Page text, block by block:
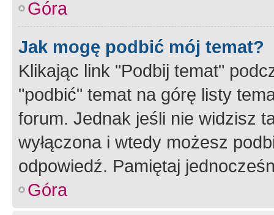
Góra
Jak mogę podbić mój temat?
Klikając link "Podbij temat"
"podbić" temat na górę listy
forum. Jednak jeśli nie widzisz
wyłączona i wtedy możesz
odpowiedź. Pamiętaj
Góra